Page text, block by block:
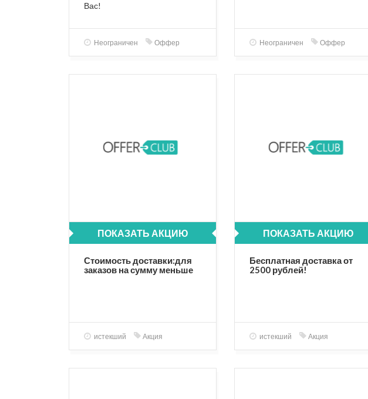
Вас!
Неограничен Оффер Неограничен Оффер
ПОКАЗАТЬ АКЦИЮ
Стоимость доставки:для
заказов на сумму меньше
истекший Акция
ПОКАЗАТЬ АКЦИЮ
Бесплатная доставка от
2500 рублей!
истекший Акция